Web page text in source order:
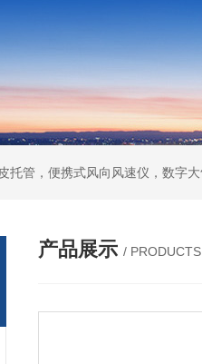
产品展示 / PRODUCTS